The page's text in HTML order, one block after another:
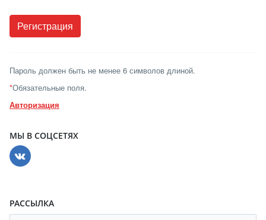
Пароль должен быть не менее 6 символов длиной.
*Обязательные поля.
Авторизация
МЫ В СОЦСЕТЯХ
РАССЫЛКА